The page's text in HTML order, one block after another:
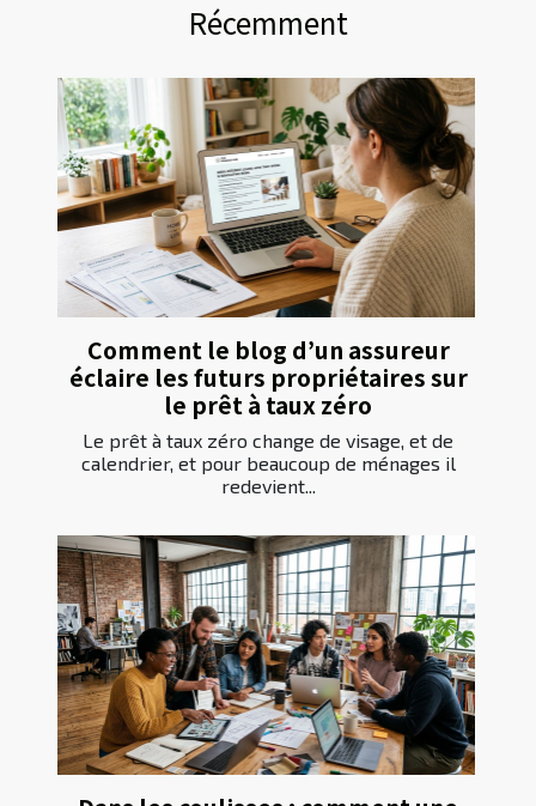
Récemment
Comment le blog d’un assureur
éclaire les futurs propriétaires sur
le prêt à taux zéro
Le prêt à taux zéro change de visage, et de
calendrier, et pour beaucoup de ménages il
redevient...